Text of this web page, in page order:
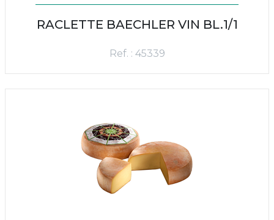
RACLETTE BAECHLER VIN BL.1/1
Ref. : 45339